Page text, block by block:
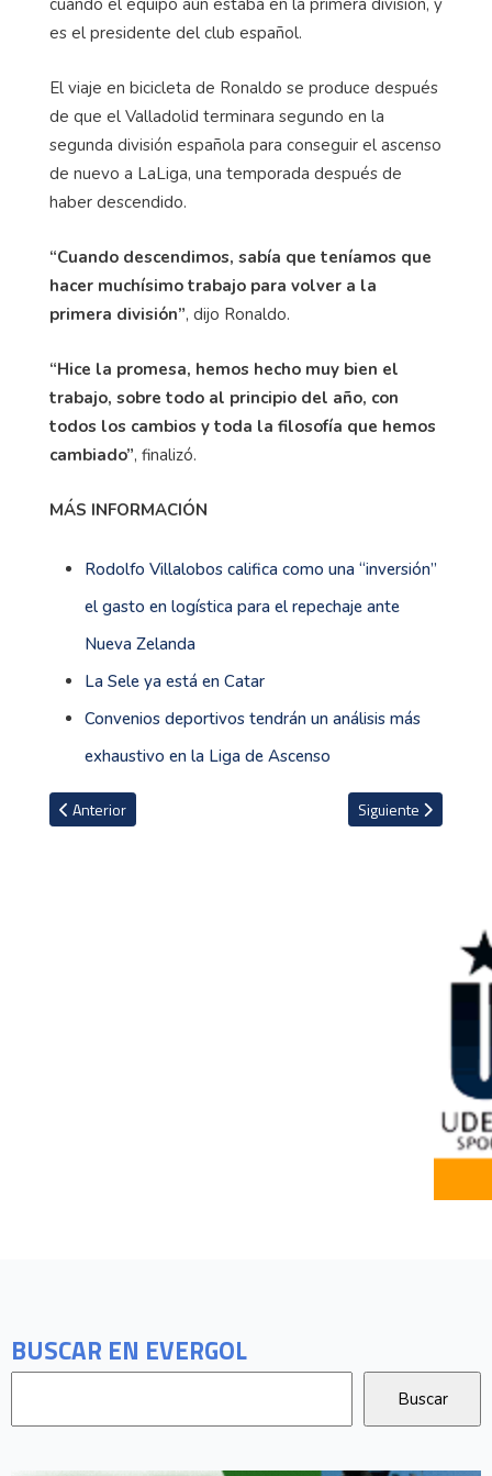
BUSCAR EN EVERGOL
cuando el equipo aún estaba en la primera división, y
es el presidente del club español.
El viaje en bicicleta de Ronaldo se produce después
de que el Valladolid terminara segundo en la
segunda división española para conseguir el ascenso
de nuevo a LaLiga, una temporada después de
haber descendido.
“Cuando descendimos, sabía que teníamos que
hacer muchísimo trabajo para volver a la
primera división”, dijo Ronaldo.
“Hice la promesa, hemos hecho muy bien el
trabajo, sobre todo al principio del año, con
todos los cambios y toda la filosofía que hemos
cambiado”, finalizó.
MÁS INFORMACIÓN
Rodolfo Villalobos califica como una “inversión”
el gasto en logística para el repechaje ante
Nueva Zelanda
La Sele ya está en Catar
Convenios deportivos tendrán un análisis más
exhaustivo en la Liga de Ascenso
Artículo anterior: Nueva Zelanda jugará ante Costa Rica su
Anterior Artículo siguiente:
Siguiente